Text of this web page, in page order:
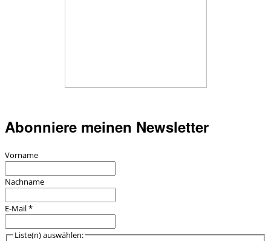
Abonniere meinen Newsletter
Vorname
Nachname
E-Mail*
Liste(n) auswählen: